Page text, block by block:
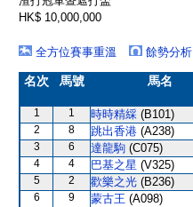
HK$ 10,000,000
全方位賽事重溫
餘勢分析
名次 馬號 馬名
1 1 時時精綵 (B101)
2
8 跳出香港 (A238)
3
6 達龍駒 (C075)
4
4 巴基之星 (V325)
5
2 歡樂之光 (B236)
6
9 蒙古王 (A098)